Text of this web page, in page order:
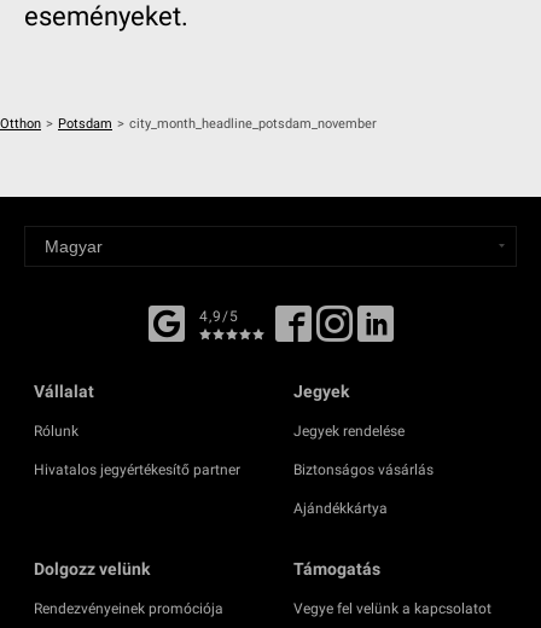
eseményeket.
Otthon > Potsdam > city_month_headline_potsdam_november
4,9/5
Vállalat
Rólunk
Hivatalos jegyértékesítő partner
Jegyek
Jegyek rendelése
Biztonságos vásárlás
Ajándékkártya
Dolgozz velünk
Rendezvényeinek promóciója
Támogatás
Vegye fel velünk a kapcsolatot